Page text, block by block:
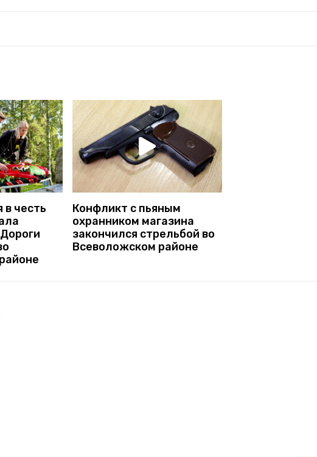
в честь
Конфликт с пьяным
охранником магазина
закончился стрельбой во
Всеволожском районе